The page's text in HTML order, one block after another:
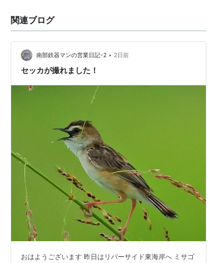
関連ブログ
南部鉄器マンの営業日記-2 • 2日前
セッカが撮れました！
おはようございます 昨日はリバーサイド東海岸へ ミサゴ